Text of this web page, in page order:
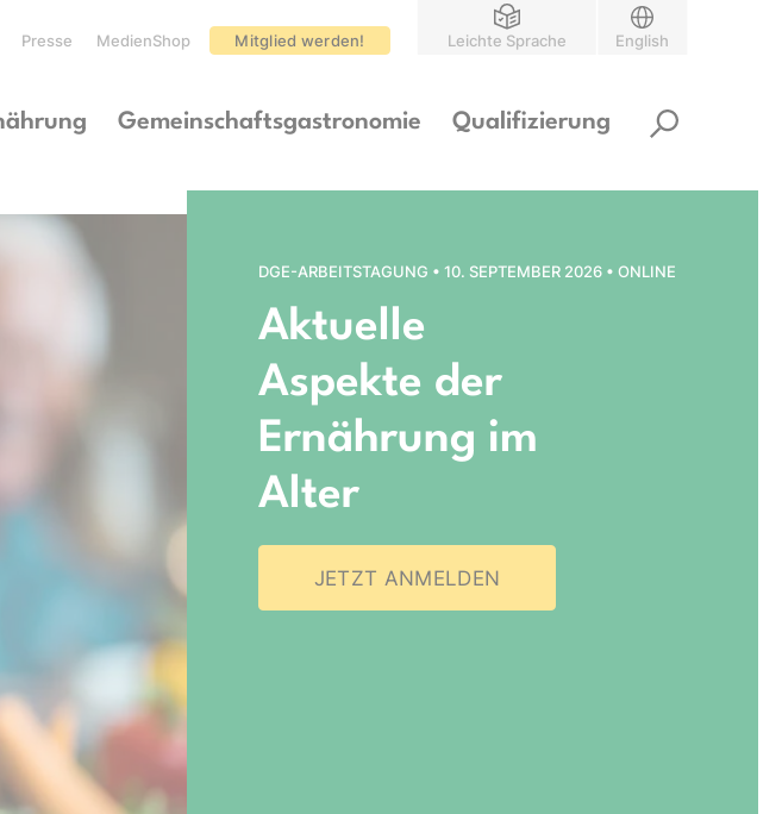
Presse MedienShop Mitglied werden! Leichte Sprache English
Gemeinschaftsgastronomie Qualifizierung
DGE-ARBEITSTAGUNG • 10. SEPTEMBER 2026 • ONLINE
Aktuelle
Aspekte der
Ernährung im
Alter
JETZT ANMELDEN